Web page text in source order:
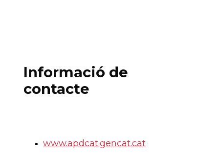
Informació de
contacte
www.apdcat.gencat.cat